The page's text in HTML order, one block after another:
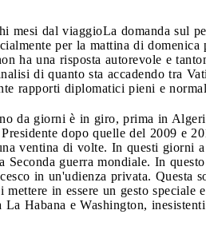
mesi dal viaggioLa domanda sul
per la mattina di
ha una risposta autorevole e
di quanto sta accadendo tra
rapporti diplomatici pieni e
da giorni è in giro, prima in
dopo quelle del 2009 e
ventina di volte. In questi giorni
Seconda guerra mondiale. In
in un'udienza privata. Questa
mettere in essere un gesto
Habana e Washington,